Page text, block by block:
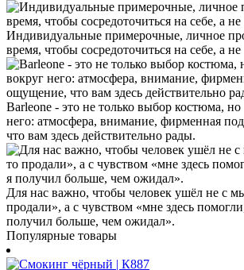
Индивидуальные примерочные, личное
время, чтобы сосредоточиться на себе, а
Barleone - это не только выбор костюма,
него: атмосфера, внимание, фирменная
что вам здесь действительно рады.
Для нас важно, чтобы человек ушёл не с
продали», а с чувством «мне здесь
получил больше, чем ожидал».
Популярные товары